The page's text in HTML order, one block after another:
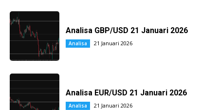
Analisa GBP/USD 21 Januari 2026
Analisa 21 Januari 2026
Analisa EUR/USD 21 Januari 2026
Analisa 21 Januari 2026